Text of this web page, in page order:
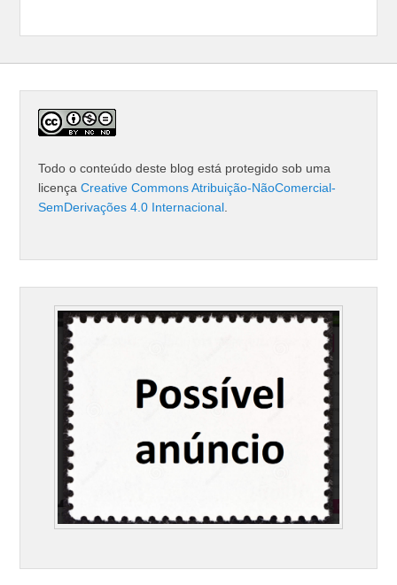
Todo o conteúdo deste blog está protegido sob uma
licençaCreative Commons Atribuição-NãoComercial-
SemDerivações 4.0 Internacional